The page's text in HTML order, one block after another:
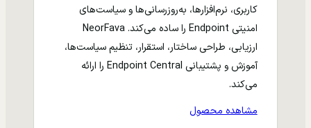
کاربری، نرم‌افزارها، به‌روزرسانی‌ها و سیاست‌های
امنیتی Endpoint را ساده می‌کند. NeorFava
ارزیابی، طراحی ساختار، استقرار، تنظیم سیاست‌ها،
آموزش و پشتیبانی Endpoint Central را ارائه
می‌کند.
مشاهده محصول